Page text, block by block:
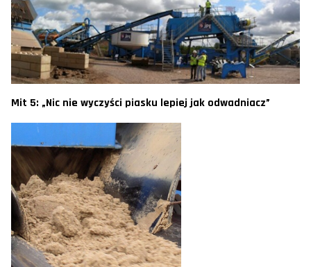
Mit 5: „Nic nie wyczyści piasku lepiej jak odwadniacz”